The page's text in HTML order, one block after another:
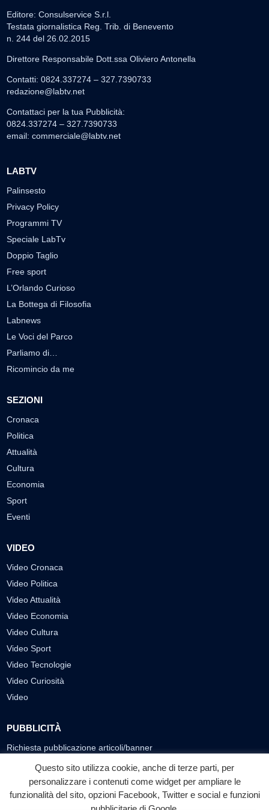
Editore: Consulservice S.r.l.
Testata giornalistica Reg. Trib. di Benevento
n. 244 del 26.02.2015
Direttore Responsabile Dott.ssa Oliviero Antonella
Contatti: 0824.337274 – 327.7390733
redazione@labtv.net
Contattaci per la tua Pubblicità:
0824.337274 – 327.7390733
email: commerciale@labtv.net
LABTV
Palinsesto
Privacy Policy
Programmi TV
Speciale LabTv
Doppio Taglio
Free sport
L’Orlando Curioso
La Bottega di Filosofia
Labnews
Le Voci del Parco
Parliamo di…
Ricomincio da me
SEZIONI
Cronaca
Politica
Attualità
Cultura
Economia
Sport
Eventi
VIDEO
Video Cronaca
Video Politica
Video Attualità
Video Economia
Video Cultura
Video Sport
Video Tecnologie
Video Curiosità
Video
PUBBLICITÀ
Richiesta pubblicazione articoli/banner
SEGUICI SUI SOCIAL
f ◎ ▶
Questo sito utilizza cookie, anche di terze parti, per
personalizzare i contenuti come widget per ampliare le
funzionalità del sito, opzioni Facebook, Twitter e social e funzioni